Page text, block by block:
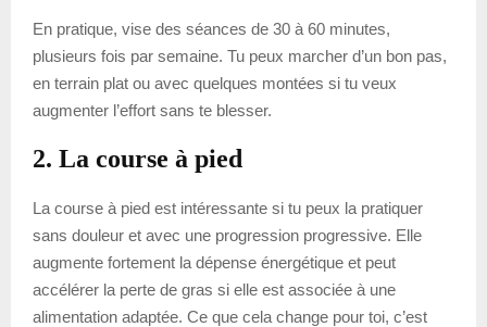
En pratique, vise des séances de 30 à 60 minutes,
plusieurs fois par semaine. Tu peux marcher d’un bon pas,
en terrain plat ou avec quelques montées si tu veux
augmenter l’effort sans te blesser.
2. La course à pied
La course à pied est intéressante si tu peux la pratiquer
sans douleur et avec une progression progressive. Elle
augmente fortement la dépense énergétique et peut
accélérer la perte de gras si elle est associée à une
alimentation adaptée. Ce que cela change pour toi, c’est